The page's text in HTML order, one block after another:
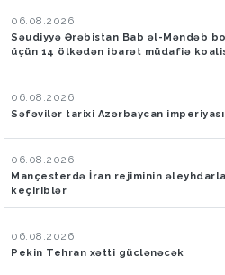
06.08.2026
Səudiyyə Ərəbistan Bab əl-Məndəb
üçün 14 ölkədən ibarət müdafiə
06.08.2026
Səfəvilər tarixi Azərbaycan
06.08.2026
Mançesterdə İran rejiminin
keçiriblər
06.08.2026
Pekin Tehran xətti güclənəcək